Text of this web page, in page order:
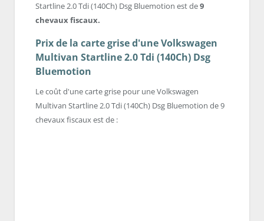
Startline 2.0 Tdi (140Ch) Dsg Bluemotion est de9
chevaux fiscaux.
Prix de la carte grise d'une Volkswagen
Multivan Startline 2.0 Tdi (140Ch) Dsg
Bluemotion
Le coût d'une carte grise pour une Volkswagen
Multivan Startline 2.0 Tdi (140Ch) Dsg Bluemotion de 9
chevaux fiscaux est de :